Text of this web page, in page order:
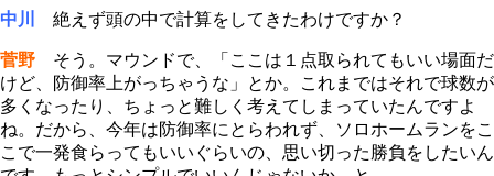
中川 絶えず頭の中で計算をしてきたわけですか？
菅野 そう。マウンドで、「ここは１点取られてもいい場面だ
けど、防御率上がっちゃうな」とか。これまではそれで球数が
多くなったり、ちょっと難しく考えてしまっていたんですよ
ね。だから、今年は防御率にとらわれず、ソロホームランをこ
こで一発食らってもいいぐらいの、思い切った勝負をしたいん